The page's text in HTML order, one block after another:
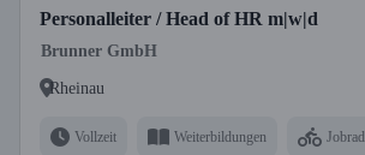
Personalleiter / Head of HR m|w|d
Brunner GmbH
Rheinau
Vollzeit Weiterbildungen Jobrad